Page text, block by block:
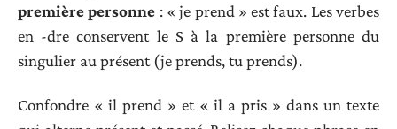
première personne : « je prend » est faux. Les verbes
en -dre conservent le S à la première personne du
singulier au présent (je prends, tu prends).
Confondre « il prend » et « il a pris » dans un texte